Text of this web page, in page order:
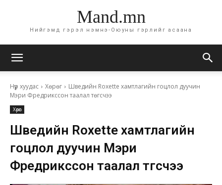
Mand.mn
Нийгэмд гэрэл нэмнэ-Оюуны гэрлийг асаана
Нүүр хуудас Хөрөг
Шведийн Roxette хамтлагийн гоцлол дуучин
Мэри Фредрикссон таалал төгсчээ
Хөрөг
Шведийн Roxette хамтлагийн
гоцлол дуучин Мэри
Фредрикссон таалал төгсчээ